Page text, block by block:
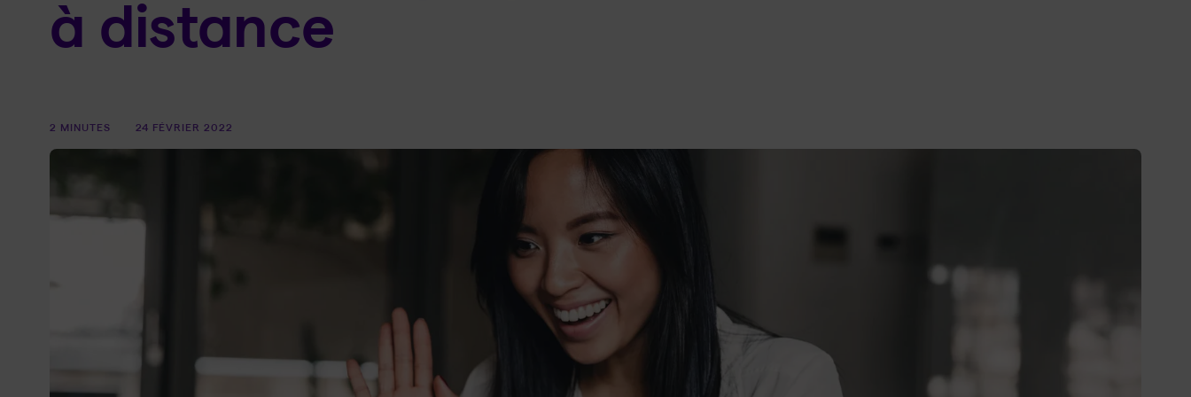
à distance
2 MINUTES 24 FÉVRIER 2022